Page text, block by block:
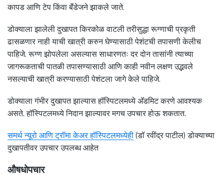
कापड आणि टेप किंवा बॅंडेजने झाकले जाते.
डोक्याला झालेली दुखापत किरकोळ वाटली तरीसुद्धा रूग्णाची प्रकृती
ढासळणार नाही याची खात्री करुन घेण्यासाठी पेशंटची तपासणी केलीच
पाहिजे. रूग्ण झोपलेला असल्यास साधारणतः दर दोन तासांनी त्याच्या
जागरूकताची पातळी तपासण्यासाठी आणि काही नवीन लक्षण उद्भवले
नसल्याची खात्री करण्यासाठी पेशंटला जागे केले पाहिजे.
डोक्याला गंभीर दुखापत झाल्यास हॉस्पिटलमध्ये अ‍ॅडमिट करणे आवश्यक
असते. हॉस्पिटलमध्ये निदान झाल्यावर मगच उपचार होऊ शकतात.
समर्थ न्यूरो आणि ट्रॉमा केअर हॉस्पिटलमध्येही (डॉ रवींद्र पाटील) डोक्याच्या
दुखापतीवर उपचार उपलब्ध आहेत
औषधोपचार